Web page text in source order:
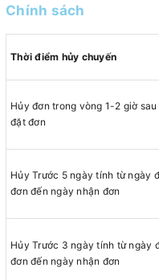
Chính sách
Thời điểm hủy chuyến
Hủy đơn trong vòng 1-2 giờ sau
đặt đơn
Hủy Trước 5 ngày tính từ ngày
đơn đến ngày nhận đơn
Hủy Trước 3 ngày tính từ ngày
đơn đến ngày nhận đơn